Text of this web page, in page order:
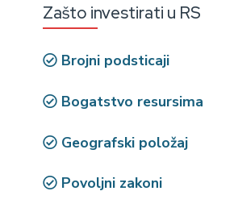
Zašto investirati u RS
Brojni podsticaji
Bogatstvo resursima
Geografski položaj
Povoljni zakoni